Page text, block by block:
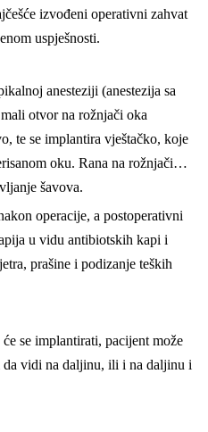
izvođeni operativni zahvat
uspješnosti.
anesteziji (anestezija sa
otvor na rožnjači oka
te se implantira vještačko, koje
oku. Rana na rožnjači
šavova.
operacije, a postoperativni
u vidu antibiotskih kapi i
prašine i podizanje teških
se implantirati, pacijent može
da vidi na daljinu, ili i na daljinu i